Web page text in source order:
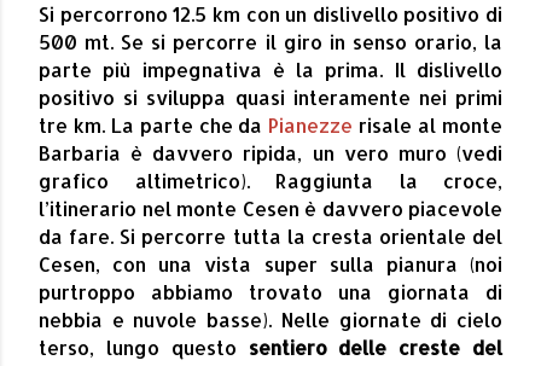
Si percorrono 12.5 km con un dislivello positivo di
500 mt. Se si percorre il giro in senso orario, la
parte più impegnativa è la prima. Il dislivello
positivo si sviluppa quasi interamente nei primi
tre km. La parte che da Pianezze risale al monte
Barbaria è davvero ripida, un vero muro (vedi
grafico altimetrico). Raggiunta la croce,
l’itinerario nel monte Cesen è davvero piacevole
da fare. Si percorre tutta la cresta orientale del
Cesen, con una vista super sulla pianura (noi
purtroppo abbiamo trovato una giornata di
nebbia e nuvole basse). Nelle giornate di cielo
terso, lungo questo sentiero delle creste del